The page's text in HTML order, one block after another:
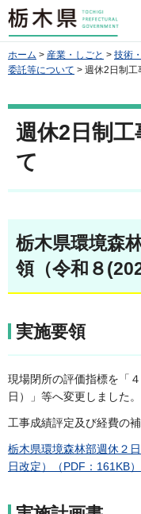
栃木県
ホーム > 産業・しごと > 技術
委託等について > 週休2日制工
週休2日制
て
栃木県環境森
領（令和８
実施要領
現場閉所の評価指標を「
日）」等へ変更しました。
工事成績評定及び経費の
栃木県環境森林部週休２
日改定）（PDF：161KB）